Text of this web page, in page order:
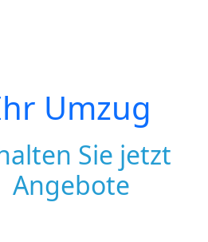
Umzug
Sie jetzt
Angebote